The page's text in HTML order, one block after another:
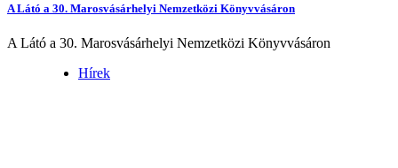
A Látó a 30. Marosvásárhelyi Nemzetközi Könyvvásáron
A Látó a 30. Marosvásárhelyi Nemzetközi Könyvvásáron
Hírek